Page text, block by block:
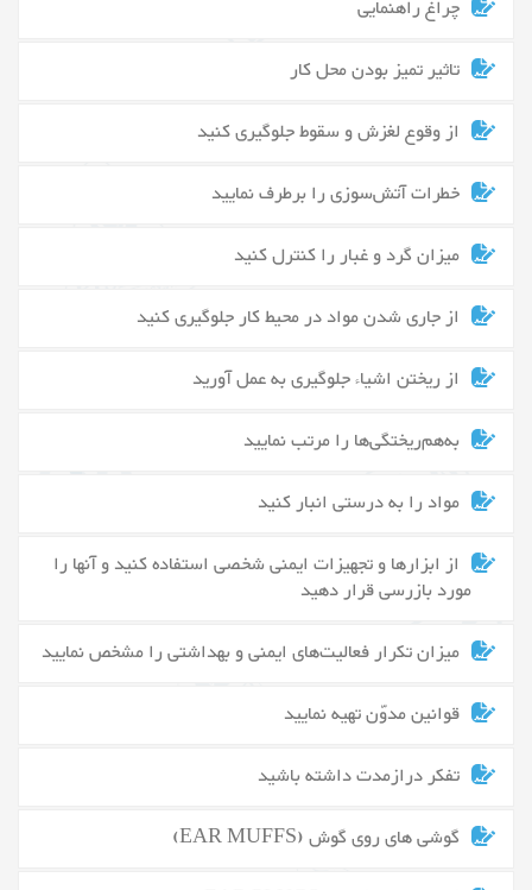
چراغ راهنمایی
تاثیر تمیز بودن محل کار
از وقوع لغزش و سقوط جلوگیری کنید
خطرات آتش‌سوزی را برطرف نمایید
میزان گرد و غبار را کنترل کنید
از جاری شدن مواد در محیط کار جلوگیری کنید
از ریختن اشیاء جلوگیری به عمل آورید
به‌هم‌ریختگی‌ها را مرتب نمایید
مواد را به درستی انبار کنید
از ابزارها و تجهیزات ایمنی شخصی استفاده کنید و آنها را
مورد بازرسی قرار دهید
میزان تکرار فعالیت‌های ایمنی و بهداشتی را مشخص نمایید
قوانین مدوّن تهیه نمایید
تفکر درازمدت داشته باشید
گوشی های روی گوش (EAR MUFFS)